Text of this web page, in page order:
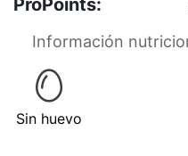
ProPoints:
Información
Sin huevo